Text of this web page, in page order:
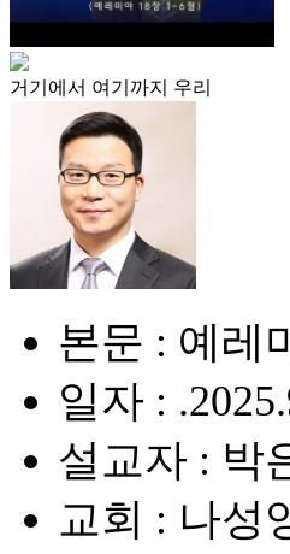
거기에서 여기까지 우리
본문 : 예레
일자 :
설교자 : 박
교회 : 나성